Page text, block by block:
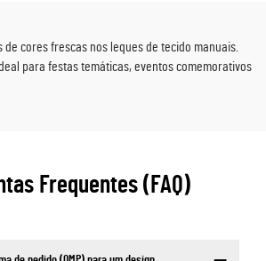
de cores frescas nos leques de tecido manuais.
para festas temáticas, eventos comemorativos
Frequentes (FAQ)